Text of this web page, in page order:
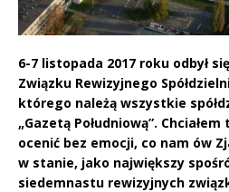
6-7 listopada 2017 roku odbył
Związku Rewizyjnego
którego należą wszystkie
„Gazetą Południową”.
ocenić bez emocji, co nam ów
w stanie, jako największy
siedemnastu rewizyjnych